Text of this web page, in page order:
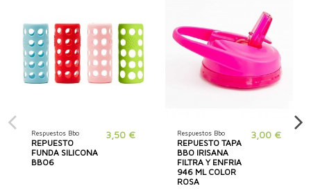
Respuestos Bbo
REPUESTO
FUNDA SILICONA
BBO6
3,50 € Respuestos Bbo
REPUESTO TAPA
BBO IRISANA
FILTRA Y ENFRIA
946 ML COLOR
ROSA
3,00 €